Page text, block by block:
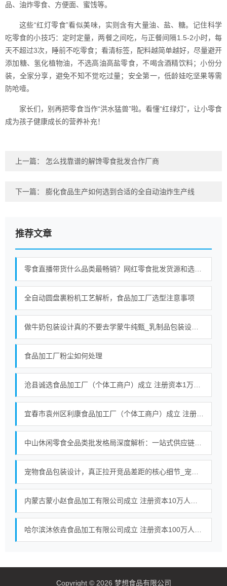
品、油炸零食、方便面、蜜饯等。
这些“红灯零食”看似美味，实则含有大量油、盐、糖。记住科学
吃零食的小技巧：定时定量，两餐之间吃，与正餐间隔1.5-2小时，每
天不超过3次，睡前不吃零食；看清标签，配料越简单越好，尽量避开
添加糖、氢化植物油，不选高油高盐零食，不喝含酒精饮料；小份分
装，全家分享，避免不知不觉吃过量；安全第一，低龄娃吃坚果等需
防呛噎。
家长们，别再把零食当作“洪水猛兽”啦。看懂“红绿灯”，让小零食
成为孩子健康成长的营养补充！
上一篇： 怎么找靠谱的解馋零食批发合作厂商
下一篇： 膨化食品生产如何选到合适的全自动油炸生产线
推荐文章
全自动圆盘裹粉机工艺解析，食品加工厂选型注意事项
食品加工厂粉尘如何处理
Copyright © 2026 梦想食品有限公司